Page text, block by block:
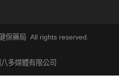
保藥局 All rights reserved.
多媒體有限公司